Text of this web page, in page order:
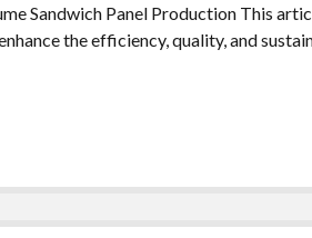
Sandwich Panel Production This
the efficiency, quality, and